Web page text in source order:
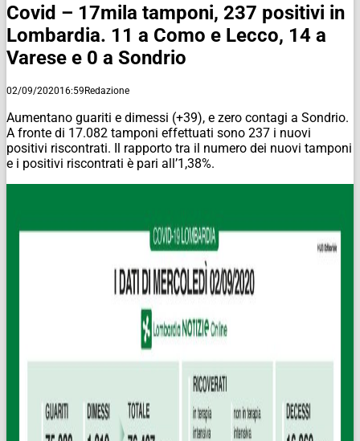
Covid – 17mila tamponi, 237 positivi in
Lombardia. 11 a Como e Lecco, 14 a
Varese e 0 a Sondrio
02/09/202016:59Redazione
Aumentano guariti e dimessi (+39), e zero contagi a Sondrio.
A fronte di 17.082 tamponi effettuati sono 237 i nuovi
positivi riscontrati. Il rapporto tra il numero dei nuovi tamponi
e i positivi riscontrati è pari all’1,38%.